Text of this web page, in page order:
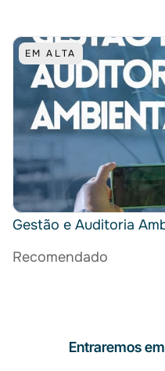
EM ALTA
Gestão e Auditoria
Recomendado
Entraremos